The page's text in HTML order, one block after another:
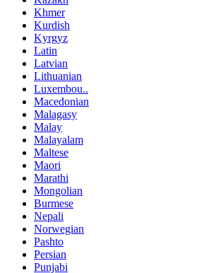
Khmer
Kurdish
Kyrgyz
Latin
Latvian
Lithuanian
Luxembou..
Macedonian
Malagasy
Malay
Malayalam
Maltese
Maori
Marathi
Mongolian
Burmese
Nepali
Norwegian
Pashto
Persian
Punjabi